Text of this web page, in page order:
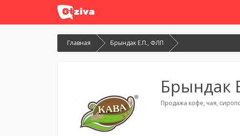
Главная Брындак Е.П., ФЛП
Брындак
Продажа кофе, чая,